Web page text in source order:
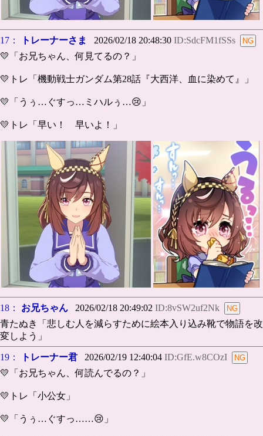
17： トレーナーさま 2026/02/18 20:48:30 ID:SdcFM1fSSs
💛「お兄ちゃん、何見てるの？」
💛トレ「機動戦士ガンダム第28話『大西洋、血に染めて』」
💛「うぅ…ぐすっ…ミハルぅ…😢」
💛トレ「早い！ 早いよ！」
18： お兄ちゃん 2026/02/18 20:49:02 ID:8vSW2uf2Nk
青たぬき「悲しむ人を減らすために絵本入り込み靴で物語を改
変しよう」
19： トレーナー君 2026/02/19 12:40:04 ID:GfE.w8COzI
💛「お兄ちゃん、何読んでるの？」
💛トレ「小公女」
💛「うぅ…ぐすっ……😢」